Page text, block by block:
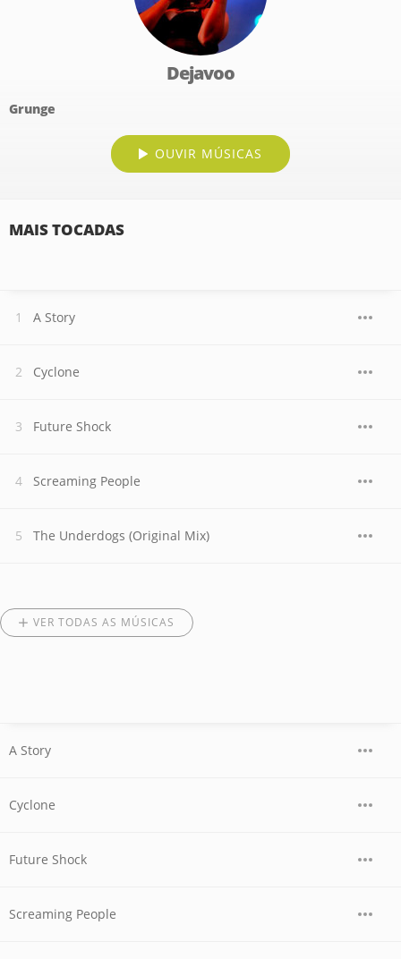
Dejavoo
Grunge
OUVIR MÚSICAS
MAIS TOCADAS
A Story
Cyclone
Future Shock
Screaming People
The Underdogs (Original Mix)
VER TODAS AS MÚSICAS
A Story
Cyclone
Future Shock
Screaming People